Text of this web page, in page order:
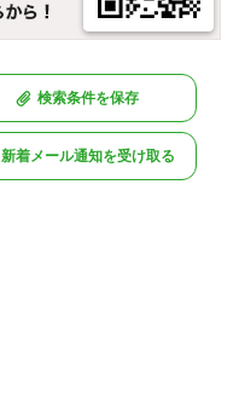
検索条件を保存
新着メール通知を受け取る